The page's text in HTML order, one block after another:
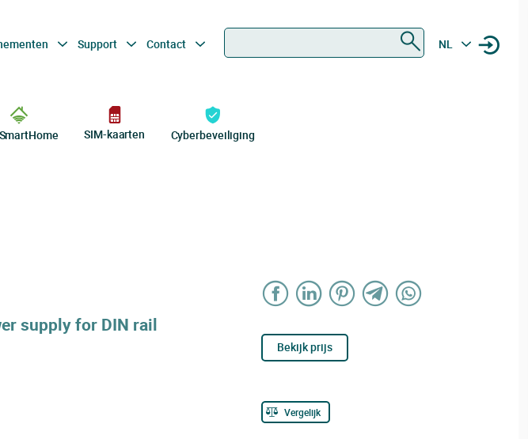
Support Contact NL
SIM-kaarten Cyberbeveiliging
supply for DIN rail
Bekijk prijs
Vergelijk